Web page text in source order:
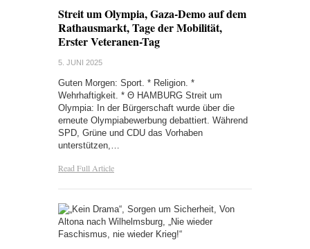
Streit um Olympia, Gaza-Demo auf dem
Rathausmarkt, Tage der Mobilität,
Erster Veteranen-Tag
5. JUNI 2025
Guten Morgen: Sport. * Religion. *
Wehrhaftigkeit. * Θ HAMBURG Streit um
Olympia: In der Bürgerschaft wurde über die
erneute Olympiabewerbung debattiert. Während
SPD, Grüne und CDU das Vorhaben
unterstützen,…
Read Full Article